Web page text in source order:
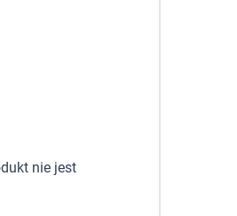
nie jest